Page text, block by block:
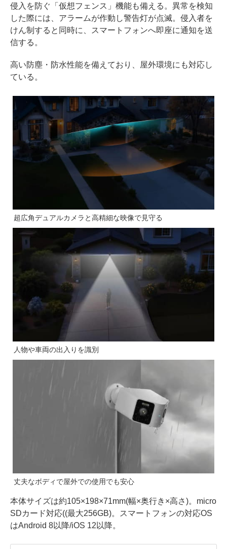
侵入を防ぐ「仮想フェンス」機能も備える。異常を検知
した際には、アラームが作動し警告灯が点滅。侵入者を
けん制すると同時に、スマートフォンへ即座に通知を送
信する。
高い防塵・防水性能を備えており、屋外環境にも対応し
ている。
超広角デュアルカメラと高精細な映像で見守る
人物や車両の出入りを識別
丈夫なボディで屋外での使用でも安心
本体サイズは約105×198×71mm(幅×奥行き×高さ)。micro
SDカード対応((最大256GB)。スマートフォンの対応OS
はAndroid 8以降/iOS 12以降。